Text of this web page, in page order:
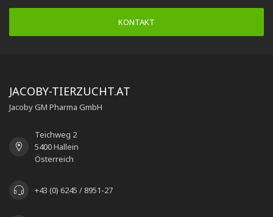
KONTAKT
JACOBY-TIERZUCHT.AT
Jacoby GM Pharma GmbH
Teichweg 2
5400 Hallein
Österreich
+43 (0) 6245 / 8951-27